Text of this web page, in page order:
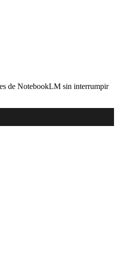
de NotebookLM sin interrumpir